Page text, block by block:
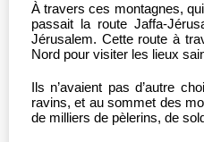
À travers ces montagnes,
passait la route Jaffa-
Jérusalem. Cette route à
Nord pour visiter les lieux
Ils n’avaient pas d’autre
ravins, et au sommet des
de milliers de pèlerins, de